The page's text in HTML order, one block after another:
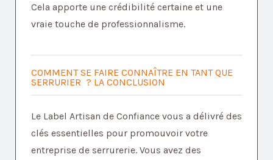
Cela apporte une crédibilité certaine et une
vraie touche de professionnalisme.
COMMENT SE FAIRE CONNAÎTRE EN TANT QUE
SERRURIER ? LA CONCLUSION
Le Label Artisan de Confiance vous a délivré des
clés essentielles pour promouvoir votre
entreprise de serrurerie. Vous avez des